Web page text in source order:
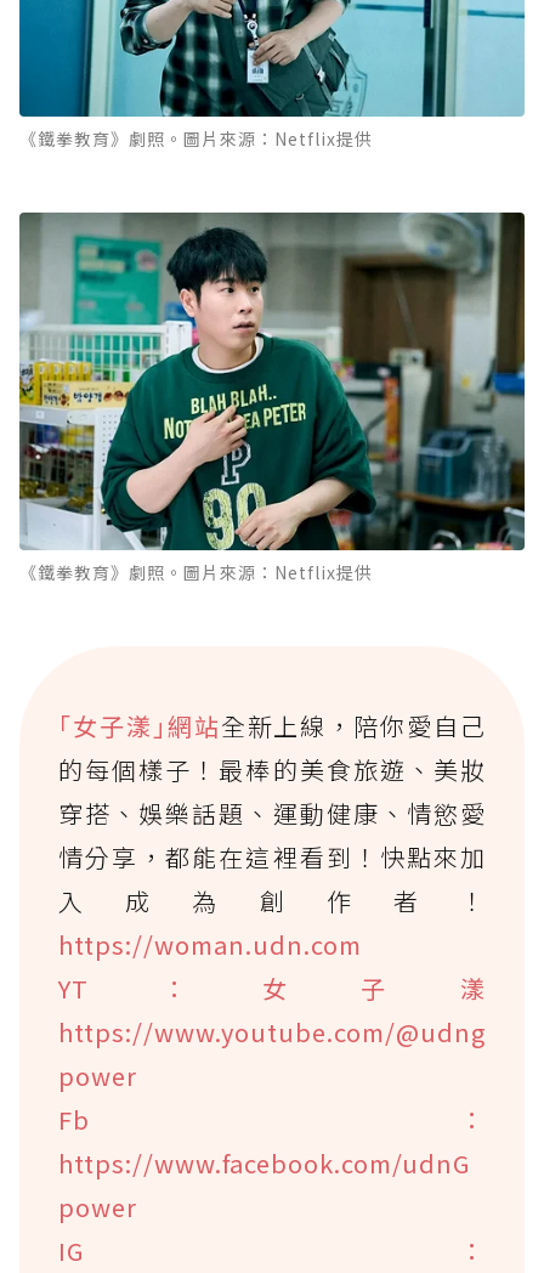
《鐵拳教育》劇照。圖片來源：Netflix提供
《鐵拳教育》劇照。圖片來源：Netflix提供
｢女子漾｣網站全新上線，陪你愛自己
的每個樣子！最棒的美食旅遊、美妝
穿搭、娛樂話題、運動健康、情慾愛
情分享，都能在這裡看到！快點來加
入成為創作者！
https://woman.udn.com
YT：女子漾
https://www.youtube.com/@udng
power
Fb：
https://www.facebook.com/udnG
power
IG：